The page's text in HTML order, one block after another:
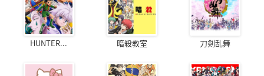
HUNTER... 暗殺教室 刀剣乱舞